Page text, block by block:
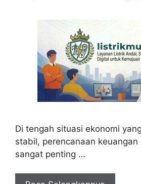
Di tengah situasi ekonomi
stabil, perencanaan
sangat penting …